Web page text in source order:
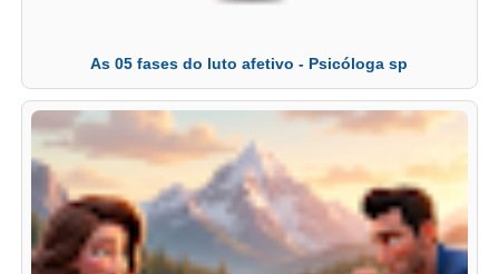
As 05 fases do luto afetivo - Psicóloga sp